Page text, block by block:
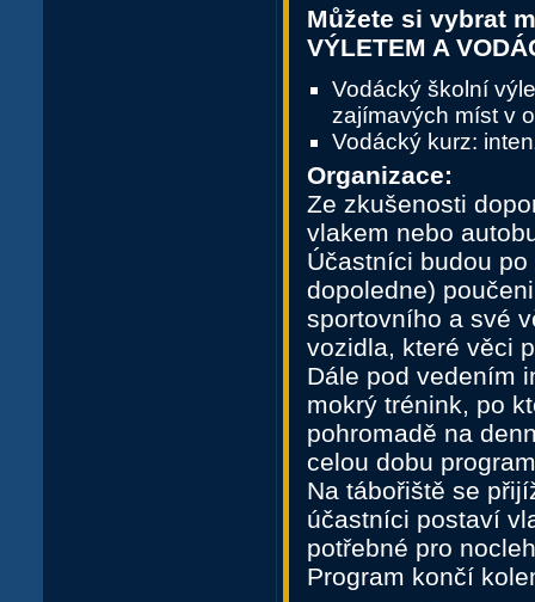
Můžete si vybrat
VÝLETEM A
Vodácký školní
zajímavých míst v
Vodácký kurz:
Organizace:
Ze zkušenosti
vlakem nebo
Účastníci budou
dopoledne)
sportovního a své
vozidla, které věci
Dále pod vedením
mokrý trénink, po
pohromadě na
celou dobu
Na tábořiště se
účastníci postaví
potřebné pro
Program končí